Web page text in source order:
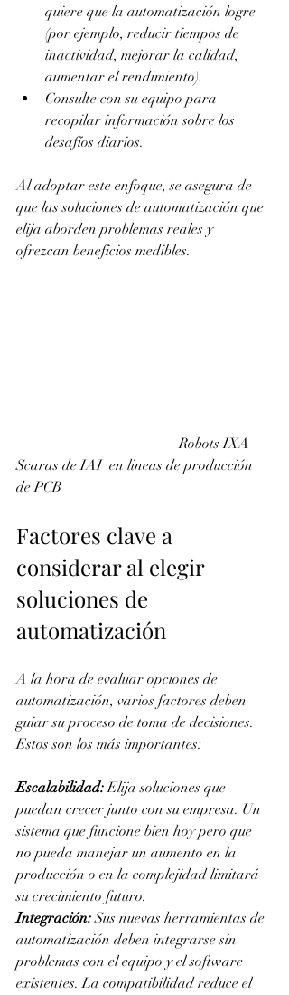
quiere que la automatización logre
(por ejemplo, reducir tiempos de
inactividad, mejorar la calidad,
aumentar el rendimiento).
Consulte con su equipo para
recopilar información sobre los
desafíos diarios.
Al adoptar este enfoque, se asegura de
que las soluciones de automatización que
elija aborden problemas reales y
ofrezcan beneficios medibles.
                                             Robots IXA
Scaras de IAI  en lineas de producción
de PCB
Factores clave a
considerar al elegir
soluciones de
automatización
A la hora de evaluar opciones de
automatización, varios factores deben
guiar su proceso de toma de decisiones.
Estos son los más importantes:
Escalabilidad: Elija soluciones que
puedan crecer junto con su empresa. Un
sistema que funcione bien hoy pero que
no pueda manejar un aumento en la
producción o en la complejidad limitará
su crecimiento futuro.
Integración: Sus nuevas herramientas de
automatización deben integrarse sin
problemas con el equipo y el software
existentes. La compatibilidad reduce el